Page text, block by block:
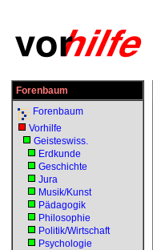
Forenbaum
Forenbaum
Vorhilfe
Geisteswiss.
Erdkunde
Geschichte
Jura
Musik/Kunst
Pädagogik
Philosophie
Politik/Wirtschaft
Psychologie